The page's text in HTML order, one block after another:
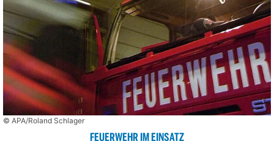
© APA/Roland Schlager
FEUERWEHR IM EINSATZ